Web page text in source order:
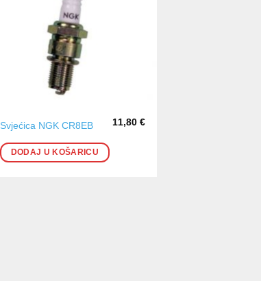
Svjećica NGK CR8EB 11,80 €
DODAJ U KOŠARICU